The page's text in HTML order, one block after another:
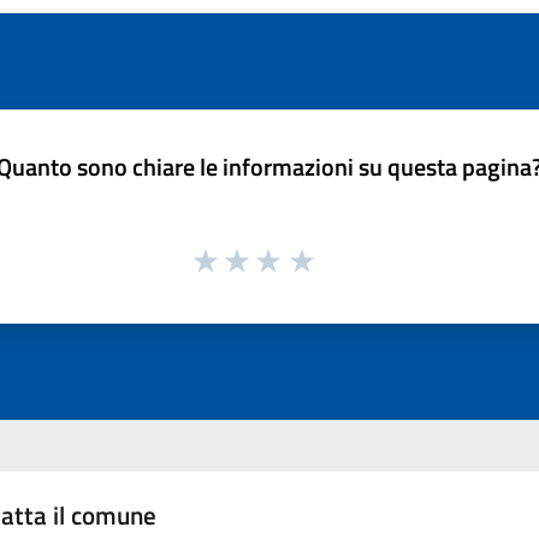
sono chiare le informazioni su questa
il comune